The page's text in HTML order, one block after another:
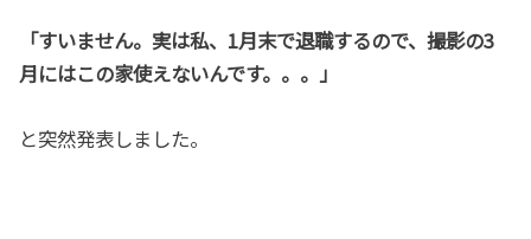
「すいません。実は私、1月末で退職するので、撮影の3
月にはこの家使えないんです。。。」
と突然発表しました。